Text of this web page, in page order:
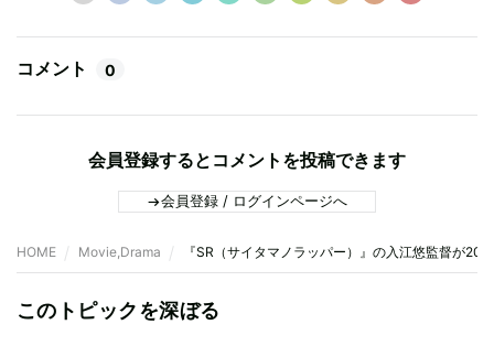
コメント 0
会員登録するとコメントを投稿できます
会員登録 / ログインページへ
HOME Movie,Drama 『SR（サイタマノラッパー）』の入江悠監督が
このトピックを深ぼる